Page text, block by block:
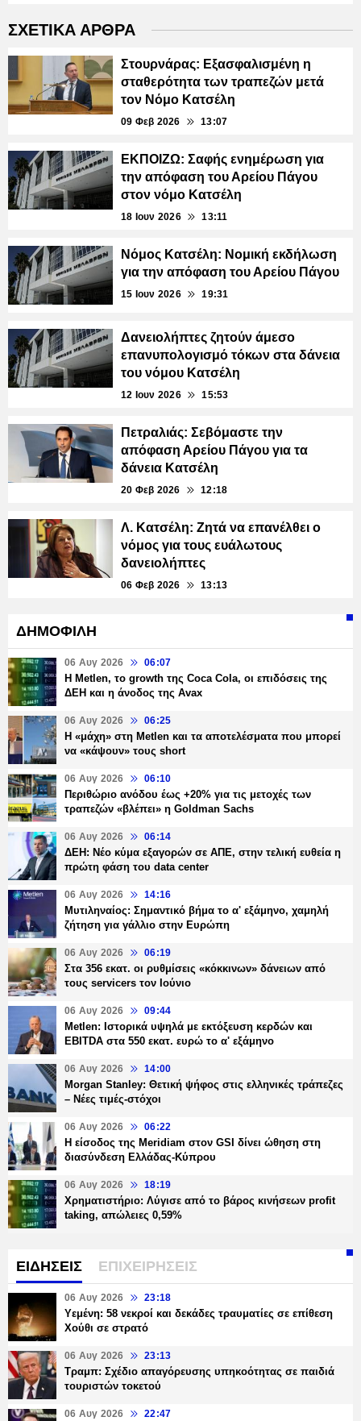
ΣΧΕΤΙΚΑ ΑΡΘΡΑ
Στουρνάρας: Εξασφαλισμένη η
σταθερότητα των τραπεζών μετά
τον Νόμο Κατσέλη
09 Φεβ 2026 13:07
ΕΚΠΟΙΖΩ: Σαφής ενημέρωση για
την απόφαση του Αρείου Πάγου
στον νόμο Κατσέλη
18 Ιουν 2026 13:11
Νόμος Κατσέλη: Νομική εκδήλωση
για την απόφαση του Αρείου Πάγου
15 Ιουν 2026 19:31
Δανειολήπτες ζητούν άμεσο
επανυπολογισμό τόκων στα δάνεια
του νόμου Κατσέλη
12 Ιουν 2026 15:53
Πετραλιάς: Σεβόμαστε την
απόφαση Αρείου Πάγου για τα
δάνεια Κατσέλη
20 Φεβ 2026 12:18
Λ. Κατσέλη: Ζητά να επανέλθει ο
νόμος για τους ευάλωτους
δανειολήπτες
06 Φεβ 2026 13:13
ΔΗΜΟΦΙΛΗ
06 Αυγ 2026 06:07
H Metlen, το growth της Coca Cola, οι επιδόσεις της
ΔΕΗ και η άνοδος της Avax
06 Αυγ 2026 06:25
H «μάχη» στη Metlen και τα αποτελέσματα που μπορεί
να «κάψουν» τους short
06 Αυγ 2026 06:10
Περιθώριο ανόδου έως +20% για τις μετοχές των
τραπεζών «βλέπει» η Goldman Sachs
06 Αυγ 2026 06:14
ΔΕΗ: Νέο κύμα εξαγορών σε ΑΠΕ, στην τελική ευθεία η
πρώτη φάση του data center
06 Αυγ 2026 14:16
Μυτιληναίος: Σημαντικό βήμα το α' εξάμηνο, χαμηλή
ζήτηση για γάλλιο στην Ευρώπη
06 Αυγ 2026 06:19
Στα 356 εκατ. οι ρυθμίσεις «κόκκινων» δάνειων από
τους servicers τον Ιούνιο
06 Αυγ 2026 09:44
Metlen: Ιστορικά υψηλά με εκτόξευση κερδών και
EBITDA στα 550 εκατ. ευρώ το α' εξάμηνο
06 Αυγ 2026 14:00
Morgan Stanley: Θετική ψήφος στις ελληνικές τράπεζες
– Νέες τιμές-στόχοι
06 Αυγ 2026 06:22
Η είσοδος της Meridiam στον GSI δίνει ώθηση στη
διασύνδεση Ελλάδας-Κύπρου
06 Αυγ 2026 18:19
Χρηματιστήριο: Λύγισε από το βάρος κινήσεων profit
taking, απώλειες 0,59%
ΕΙΔΗΣΕΙΣ ΕΠΙΧΕΙΡΗΣΕΙΣ
06 Αυγ 2026 23:18
Υεμένη: 58 νεκροί και δεκάδες τραυματίες σε επίθεση
Χούθι σε στρατό
06 Αυγ 2026 23:13
Τραμπ: Σχέδιο απαγόρευσης υπηκοότητας σε παιδιά
τουριστών τοκετού
06 Αυγ 2026 22:47